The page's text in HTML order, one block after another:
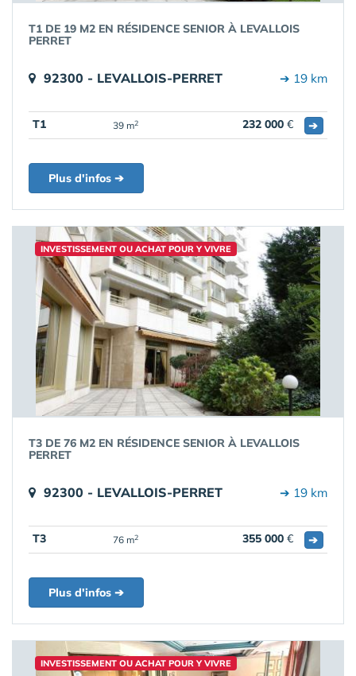
T1 DE 19 M2 EN RÉSIDENCE SENIOR À LEVALLOIS
PERRET
92300 - LEVALLOIS-PERRET ➔ 19 km
T1 39 m2 232 000 € ➔
Plus d'infos ➔
INVESTISSEMENT OU ACHAT POUR Y VIVRE
T3 DE 76 M2 EN RÉSIDENCE SENIOR À LEVALLOIS
PERRET
92300 - LEVALLOIS-PERRET ➔ 19 km
T3 76 m2 355 000 € ➔
Plus d'infos ➔
INVESTISSEMENT OU ACHAT POUR Y VIVRE